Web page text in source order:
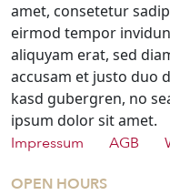
amet, consetetur
eirmod tempor
aliquyam erat, sed
accusam et justo duo
kasd gubergren, no
ipsum dolor sit amet.
Impressum
AGB
OPEN HOURS